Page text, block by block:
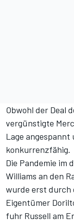
Obwohl der Deal
vergünstigte
Lage angespannt
konkurrenzfähig.
Die Pandemie im
Williams an den
wurde erst durch
Eigentümer
fuhr Russell am